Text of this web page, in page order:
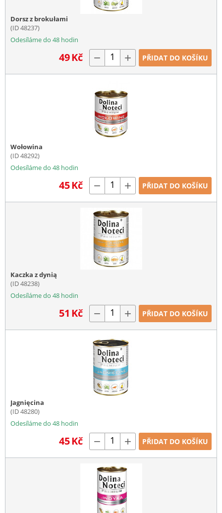
Dorsz z brokułami
(ID 48237)
Odesíláme do 48 hodin
49Kč − + PŘIDAT DO KOŠÍKU
Wołowina
(ID 48292)
Odesíláme do 48 hodin
45Kč − + PŘIDAT DO KOŠÍKU
Kaczka z dynią
(ID 48238)
Odesíláme do 48 hodin
51 Kč − + PŘIDAT DO KOŠÍKU
Jagnięcina
(ID 48280)
Odesíláme do 48 hodin
45Kč − + PŘIDAT DO KOŠÍKU